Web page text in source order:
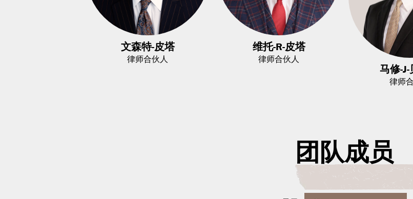
文森特-皮塔
律师合伙人
维托-R-皮塔
律师合伙人
马修-J-
律师
团队成员